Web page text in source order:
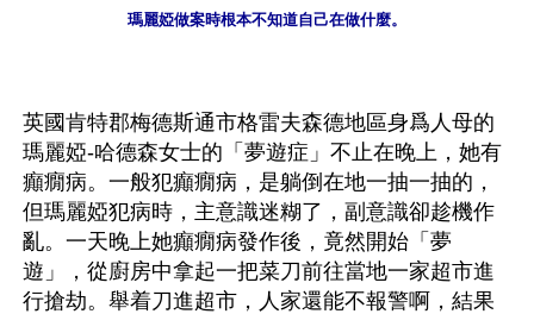
瑪麗婭做案時根本不知道自己在做什麼。
英國肯特郡梅德斯通市格雷夫森德地區身爲人母的
瑪麗婭-哈德森女士的「夢遊症」不止在晚上，她有
癲癇病。一般犯癲癇病，是躺倒在地一抽一抽的，
但瑪麗婭犯病時，主意識迷糊了，副意識卻趁機作
亂。一天晚上她癲癇病發作後，竟然開始「夢
遊」，從廚房中拿起一把菜刀前往當地一家超市進
行搶劫。舉着刀進超市，人家還能不報警啊，結果